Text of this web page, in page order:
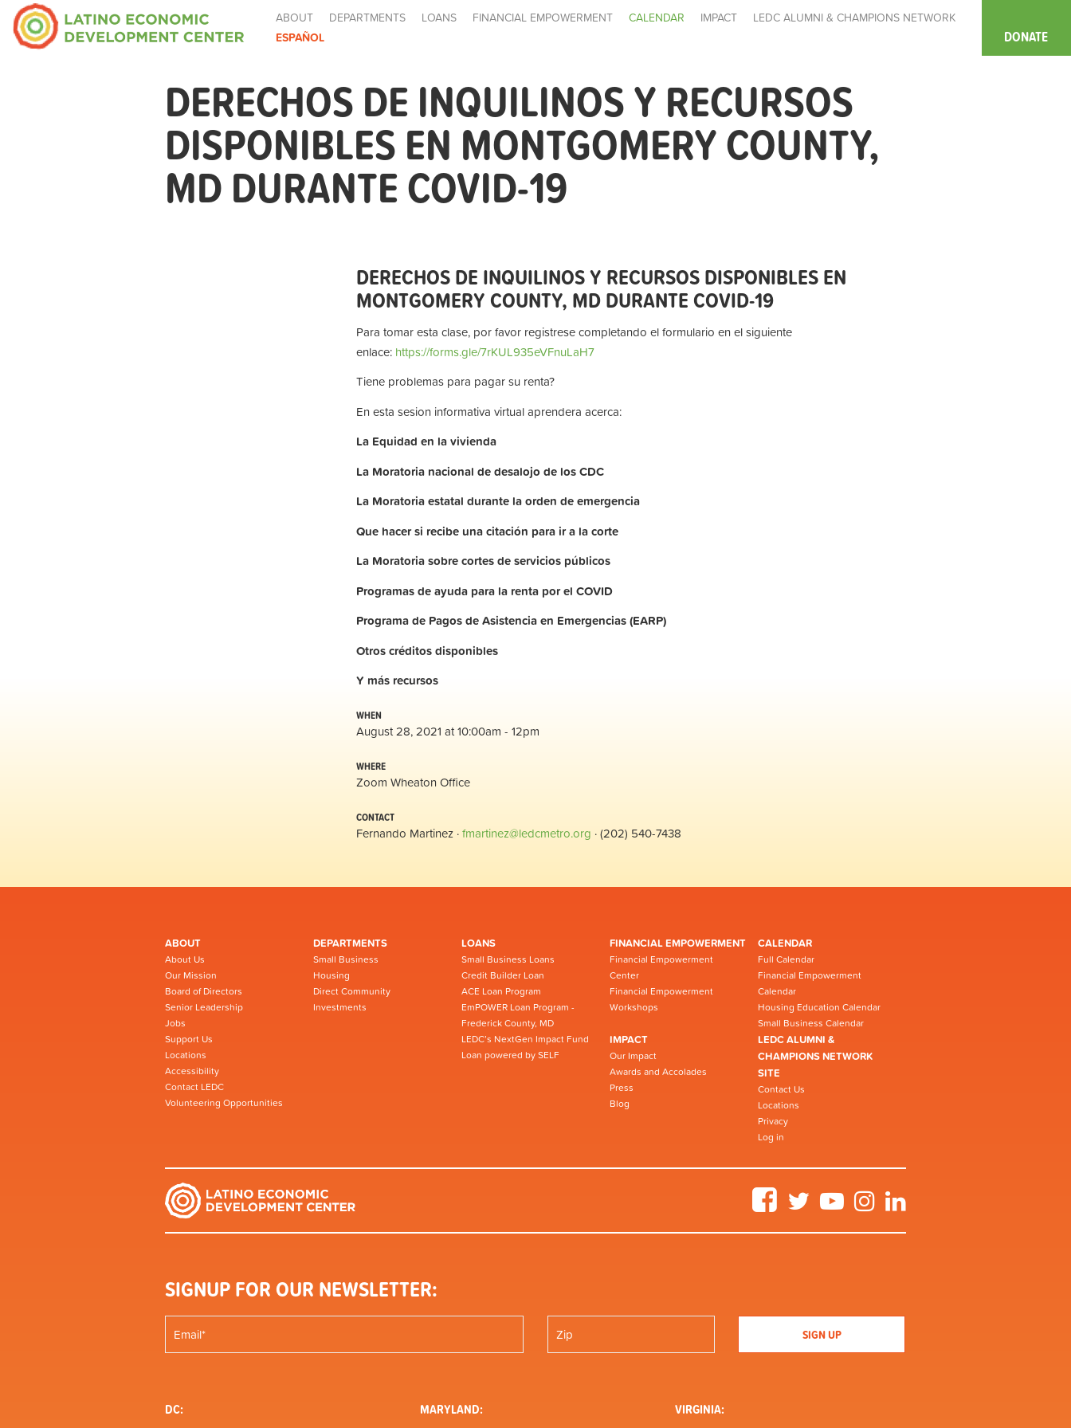
ABOUT DEPARTMENTS LOANS FINANCIAL EMPOWERMENT CALENDAR IMPACT
LEDC ALUMNI & CHAMPIONS NETWORK
ESPAÑOL
DONATE
DERECHOS DE INQUILINOS Y RECURSOS
DISPONIBLES EN MONTGOMERY COUNTY,
MD DURANTE COVID-19
DERECHOS DE INQUILINOS Y RECURSOS DISPONIBLES EN
MONTGOMERY COUNTY, MD DURANTE COVID-19
Para tomar esta clase, por favor registrese completando el formulario en el siguiente
enlace: https://forms.gle/7rKUL935eVFnuLaH7
Tiene problemas para pagar su renta?
En esta sesion informativa virtual aprendera acerca:
La Equidad en lavivienda
La Moratoria nacional de desalojo de los CDC
La Moratoriaestatal durante laorden deemergencia
Que hacer si recibe una citación para ir a la corte
La Moratoriasobrecortesdeservicios públicos
Programas de ayuda para la renta por el COVID
Programa de Pagos de Asistencia en Emergencias (EARP)
Otroscréditosdisponibles
Y más recursos
WHEN
August 28, 2021 at 10:00am - 12pm
WHERE
Zoom Wheaton Office
CONTACT
Fernando Martinez ·fmartinez@ledcmetro.org · (202) 540-7438
ABOUT
About Us
Our Mission
Board of Directors
Senior Leadership
Jobs
Support Us
Locations
Accessibility
Contact LEDC
Volunteering Opportunities
DEPARTMENTS
Small Business
Housing
Direct Community
Investments
LOANS
Small Business Loans
Credit Builder Loan
ACE Loan Program
EmPOWER Loan Program -
Frederick County, MD
LEDC’s NextGen Impact Fund
Loan powered by SELF
FINANCIAL EMPOWERMENT
Financial Empowerment
Center
Financial Empowerment
Workshops
CALENDAR
Full Calendar
Financial Empowerment
Calendar
Housing Education Calendar
Small Business Calendar
IMPACT
Our Impact
Awards and Accolades
Press
Blog
LEDC ALUMNI &
CHAMPIONS NETWORK
SITE
Contact Us
Locations
Privacy
Log in
FacebookTwitter YouTubeInstagram
SIGNUP FOR OUR NEWSLETTER:
DC: MARYLAND: VIRGINIA: